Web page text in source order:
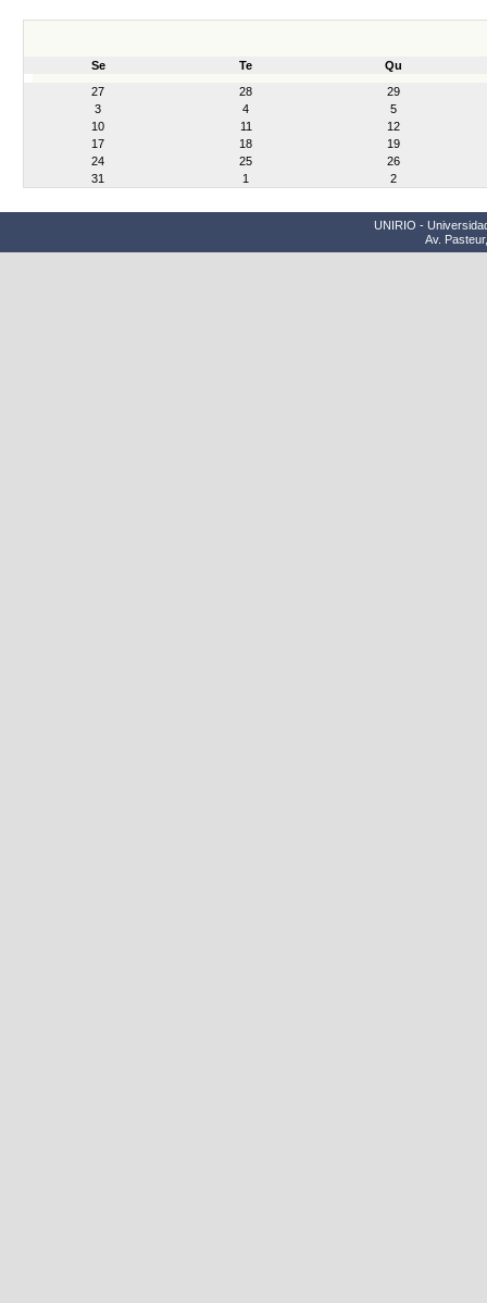
Se Te
Qu
27
28
29
3
4
5
10
11
12
17
18
19
24
25
26
31
1 2
UNIRIO -
Av.